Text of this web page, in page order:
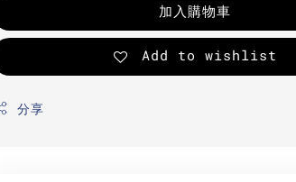
加入購物車
Add to wishlist
分享